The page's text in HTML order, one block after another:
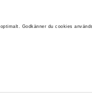
Godkänner du cookies